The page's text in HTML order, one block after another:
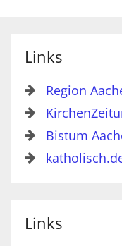
Links
Region
Bistum
Links